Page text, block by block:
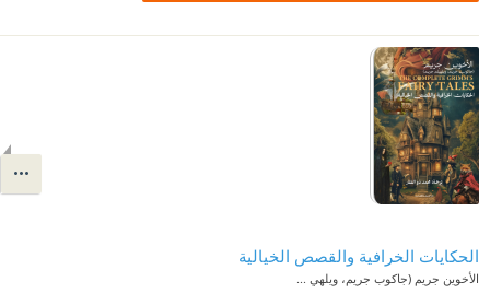
الحكايات الخرافية والقصص الخيالية
الأخوين جريم (جاكوب جريم، ويلهي ...